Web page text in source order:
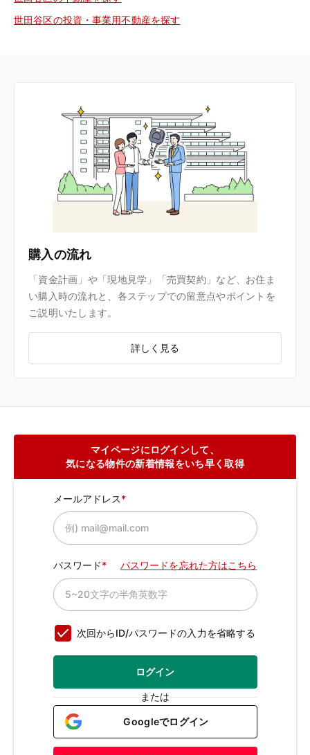
世田谷区の投資・事業用不動産を探す
購入の流れ
「資金計画」や「現地見学」「売買契約」など、お住ま
い購入時の流れと、各ステップでの留意点やポイントを
ご説明いたします。
詳しく見る
マイページにログインして、
気になる物件の新着情報をいち早く取得
メールアドレス
パスワード パスワードを忘れた方はこちら
次回からID/パスワードの入力を省略する
ログイン
または
Googleでログイン